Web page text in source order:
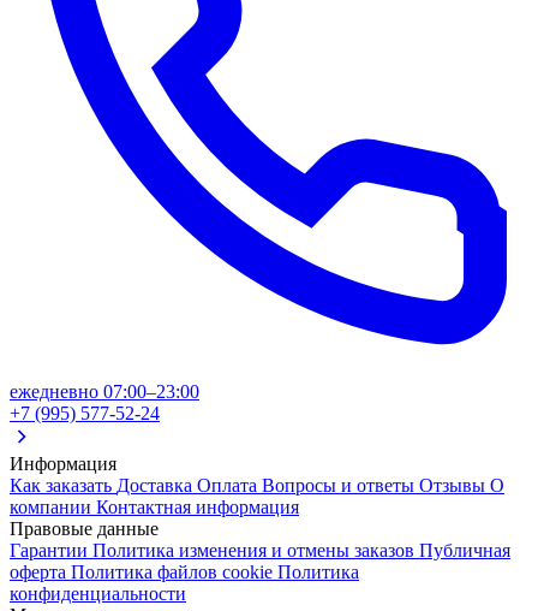
ежедневно 07:00–23:00
+7 (995) 577-52-24
Информация
Как заказать Доставка Оплата Вопросы и ответы Отзывы О
компании Контактная информация
Правовые данные
Гарантии Политика изменения и отмены заказов Публичная
оферта Политика файлов cookie Политика
конфиденциальности